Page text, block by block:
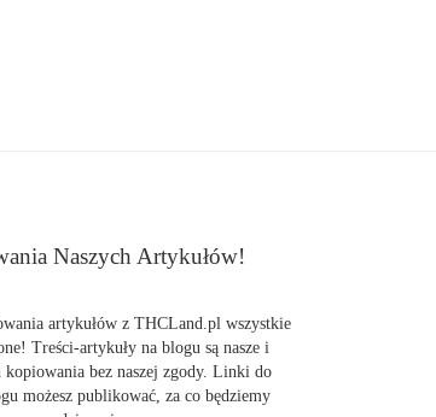
Naszych Artykułów!
artykułów z THCLand.pl wszystkie
Treści-artykuły na blogu są nasze i
kopiowania bez naszej zgody. Linki do
możesz publikować, za co będziemy